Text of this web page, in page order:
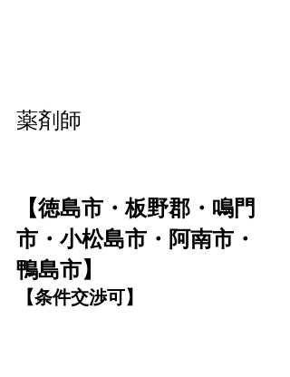
薬剤師
【徳島市・板野郡・鳴門
市・小松島市・阿南市・
鴨島市】
【条件交渉可】